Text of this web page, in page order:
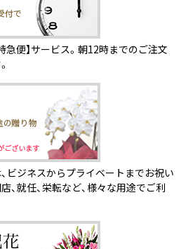
急便】サービス。朝12時までのご注文
ビジネスからプライベートまでお祝い
、就任、栄転など、様々な用途でご利